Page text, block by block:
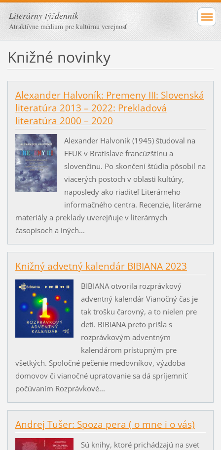
Literárny týždenník
Atraktívne médium pre kultúrnu verejnosť
Knižné novinky
Alexander Halvoník: Premeny III: Slovenská
literatúra 2013 – 2022: Prekladová
literatúra 2000 – 2020
Alexander Halvoník (1945) študoval na
FFUK v Bratislave francúzštinu a
slovenčinu. Po skončení štúdia pôsobil na
viacerých postoch v oblasti kultúry,
naposledy ako riaditeľ Literárneho
informačného centra. Recenzie, literárne
materiály a preklady uverejňuje v literárnych
časopisoch a iných...
Knižný advetný kalendár BIBIANA 2023
BIBIANA otvorila rozprávkový
adventný kalendár Vianočný čas je
tak trošku čarovný, a to nielen pre
deti. BIBIANA preto prišla s
rozprávkovým adventným
kalendárom prístupným pre
všetkých. Spoločné pečenie medovníkov, výzdoba
domovov či vianočné upratovanie sa dá spríjemniť
počúvaním Rozprávkové...
Andrej Tušer: Spoza pera ( o mne i o vás)
Sú knihy, ktoré prichádzajú na svet